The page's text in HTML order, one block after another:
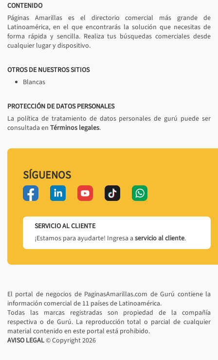
CONTENIDO
Páginas Amarillas es el directorio comercial más grande de
Latinoamérica, en el que encontrarás la solución que necesitas de
forma rápida y sencilla. Realiza tus búsquedas comerciales desde
cualquier lugar y dispositivo.
OTROS DE NUESTROS SITIOS
Blancas
PROTECCIÓN DE DATOS PERSONALES
La política de tratamiento de datos personales de gurú puede ser
consultada en Términos legales.
SÍGUENOS
SERVICIO AL CLIENTE
¡Estamos para ayudarte! Ingresa a servicio al cliente.
El portal de negocios de PaginasAmarillas.com de Gurú contiene la
información comercial de 11 países de Latinoamérica.
Todas las marcas registradas son propiedad de la compañía
respectiva o de Gurú. La reproducción total o parcial de cualquier
material contenido en este portal está prohibido.
AVISO LEGAL© Copyright2026